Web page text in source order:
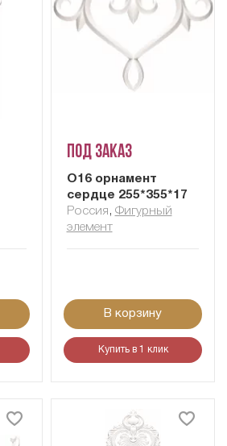
Под заказ
О16 орнамент
сердце 255*355*17
Россия , Фигурный
элемент
В корзину
Купить в 1 клик